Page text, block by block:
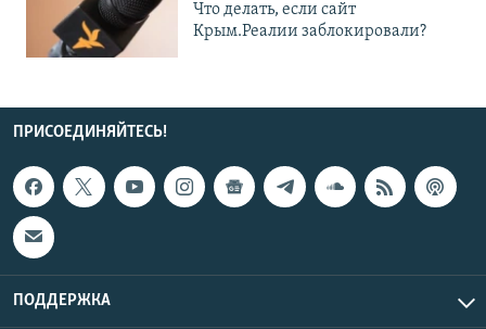
Что делать, если сайт
Крым.Реалии заблокировали?
ПРИСОЕДИНЯЙТЕСЬ!
ПОДДЕРЖКА